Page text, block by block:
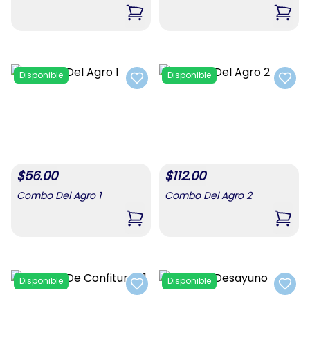
,Combo Mixto 1 ,
Add to favorites
Disponible
$56.00
Combo Del Agro 1
,Combo Del Agro 1
Add
Disponible
$112.00
Combo Del Agro 2
,
Add to favorites
Disponible
Add
Disponible